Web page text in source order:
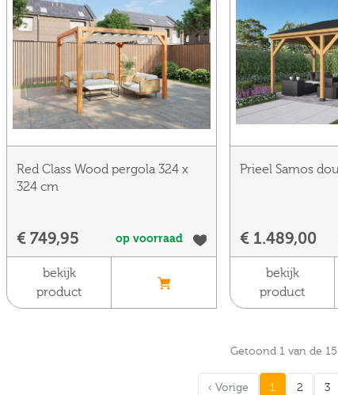
Red Class Wood pergola 324 x
324 cm
€ 749,95 op voorraad
bekijk
product
Prieel Samos
€ 1.489,00
bekijk
product
Getoond 1 van de
‹ Vorige 1 2 3